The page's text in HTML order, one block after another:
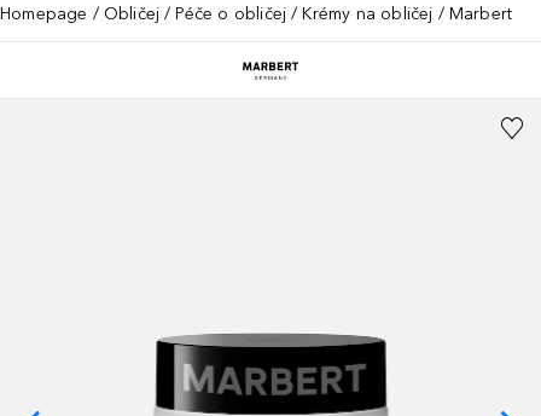
Homepage Obličej Péče o obličej Krémy na obličej Marbert